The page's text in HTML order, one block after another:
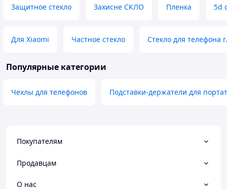
Защитное стекло Захисне СКЛО Пленка 5d
Для Xiaomi Частное стекло Стекло для телефона
Популярные категории
Чехлы для телефонов Подставки-держатели для
Покупателям
Продавцам
О нас